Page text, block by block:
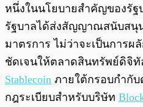
หนึ่งในนโยบายสำคัญของรัฐ
รัฐบาลได้ส่งสัญญาณสนับสนุ
มาตรการ ไม่ว่าจะเป็นการ
ชัดเจนให้ตลาดสินทรัพย์ดิจิ
Stablecoin ภายใต้กรอบกำกั
กฎระเบียบสำหรับบริษัท